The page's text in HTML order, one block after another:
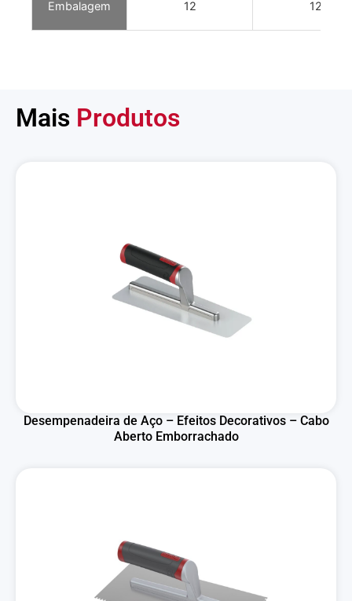
Embalagem 12 12
Mais Produtos
Desempenadeira de Aço – Efeitos Decorativos – Cabo
Aberto Emborrachado